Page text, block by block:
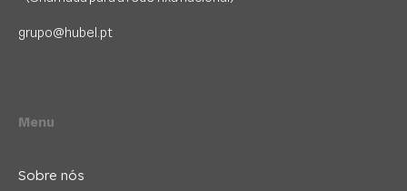
grupo@hubel.pt
Menu
Sobre nós